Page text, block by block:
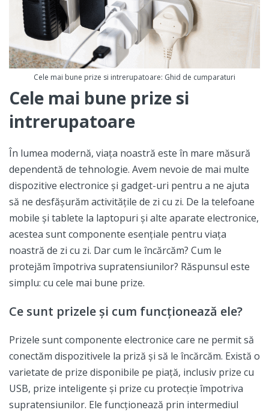
pentru utilizarea acasă sau la birou. Poate fi montată
aparent și fixată cu suruburi pe mobilă, astfel încât să
se integreze perfect în designul mobilierului.
Multipriza incorporabilă Bachmann Twist 2S este
construită dintr-un material durabil, care combină
plasticul și metalul pentru a oferi o rezistență excelentă
și o durată lungă de utilizare. Aceasta are o culoare
elegantă de argintiu, care îi oferă un aspect modern și
atrăgător.
Nu mai stați pe gânduri! Alegeți multipriza
incorporabilă Bachmann Twist 2S și bucurați-vă de
toate avantajele sale. Simplu de utilizat, convenabil și
sigur, această multipriza va transforma modul în care
încărcați dispozitivele, oferindu-vă o soluție inteligentă
și modernă pentru utilizarea în casa sau biroul dvs.
Comandați acum!
Cele mai bune prize si intrerupatoare: Ghid de cumparaturi
Cele mai bune prize si
intrerupatoare
În lumea modernă, viața noastră este în mare măsură
dependentă de tehnologie. Avem nevoie de mai multe
dispozitive electronice și gadget-uri pentru a ne ajuta
să ne desfășurăm activitățile de zi cu zi. De la telefoane
mobile și tablete la laptopuri și alte aparate electronice,
acestea sunt componente esențiale pentru viața
noastră de zi cu zi. Dar cum le încărcăm? Cum le
protejăm împotriva supratensiunilor? Răspunsul este
simplu: cu cele mai bune prize.
Ce sunt prizele și cum funcționează ele?
Prizele sunt componente electronice care ne permit să
conectăm dispozitivele la priză și să le încărcăm. Există o
varietate de prize disponibile pe piață, inclusiv prize cu
USB, prize inteligente și prize cu protecție împotriva
supratensiunilor. Ele funcționează prin intermediul